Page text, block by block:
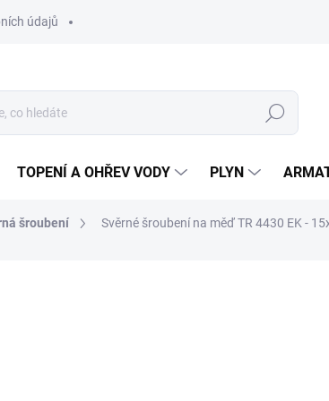
údajů
Hledat
TOPENÍ A OHŘEV VODY PLYN
šroubení Svěrné šroubení na měď TR 4430 EK -